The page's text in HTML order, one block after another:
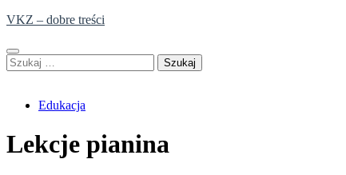
Skip
content
VKZ – dobre treści
Szukaj:
Edukacja
Lekcje pianina